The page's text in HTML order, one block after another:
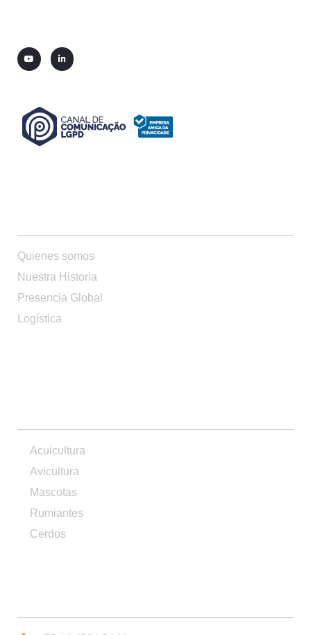
Quienes somos
Nuestra Historia
Presencia Global
Logística
Acuicultura
Avicultura
Mascotas
Rumiantes
Cerdos